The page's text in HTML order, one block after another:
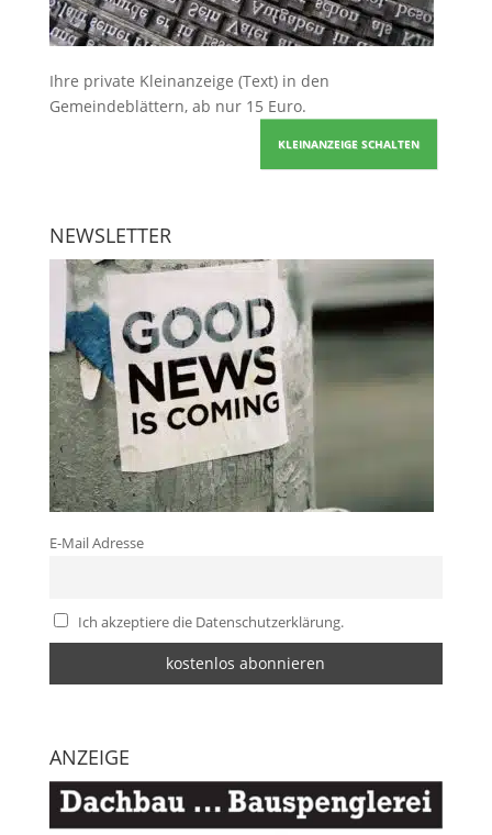
Ihre private Kleinanzeige (Text) in den
Gemeindeblättern, ab nur 15 Euro.
KLEINANZEIGE SCHALTEN
NEWSLETTER
E-Mail Adresse
Ich akzeptiere die Datenschutzerklärung.
ANZEIGE